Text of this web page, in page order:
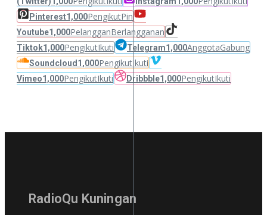
Pinterest1,000PengikutPin
Youtube1,000PelangganBerlangganan
Tiktok1,000PengikutIkuti Telegram1,000AnggotaGabung
Soundcloud 1,000PengikutIkuti
Vimeo1,000PengikutIkuti Dribbble1,000PengikutIkuti
RadioQu Kuningan